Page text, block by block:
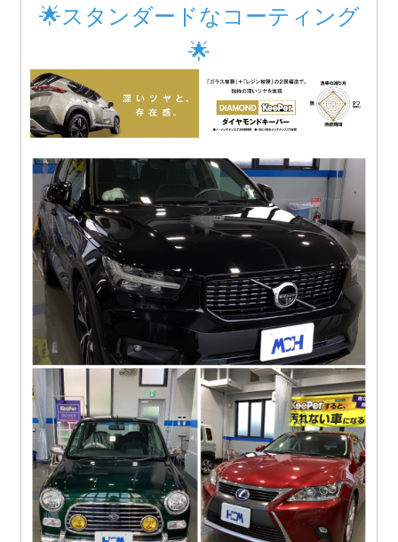
🌟スタンダードなコーティング
🌟